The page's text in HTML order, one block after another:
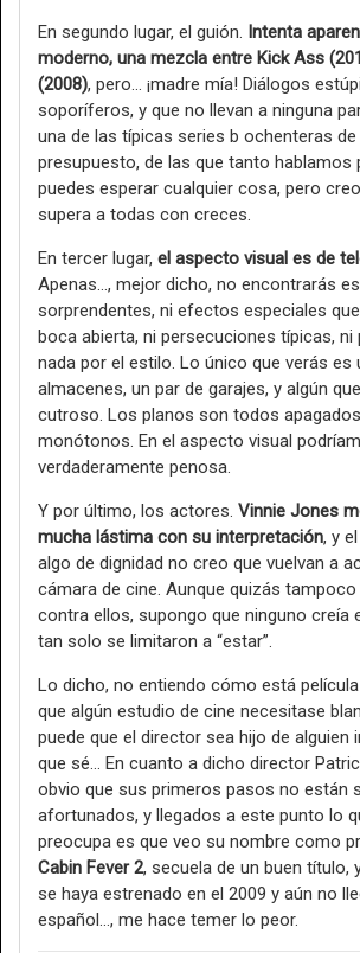
En segundo lugar, el guión. Intenta
moderno, una mezcla entre Kick Ass
(2008), pero… ¡madre mía! Diálogos
soporíferos, y que no llevan a ninguna
una de las típicas series b ochenteras de
presupuesto, de las que tanto hablamos
puedes esperar cualquier cosa, pero
supera a todas con creces.
En tercer lugar, el aspecto visual es de
Apenas…, mejor dicho, no encontrarás
sorprendentes, ni efectos especiales
boca abierta, ni persecuciones típicas, ni
nada por el estilo. Lo único que verás es
almacenes, un par de garajes, y algún
cutroso. Los planos son todos
monótonos. En el aspecto visual
verdaderamente penosa.
Y por último, los actores. Vinnie Jones
mucha lástima con su interpretación, y
algo de dignidad no creo que vuelvan a
cámara de cine. Aunque quizás
contra ellos, supongo que ninguno creía
tan solo se limitaron a “estar”.
Lo dicho, no entiendo cómo está
que algún estudio de cine necesitase
puede que el director sea hijo de alguien
que sé… En cuanto a dicho director
obvio que sus primeros pasos no están
afortunados, y llegados a este punto lo
preocupa es que veo su nombre como
Cabin Fever 2, secuela de un buen título,
se haya estrenado en el 2009 y aún no
español…, me hace temer lo peor.